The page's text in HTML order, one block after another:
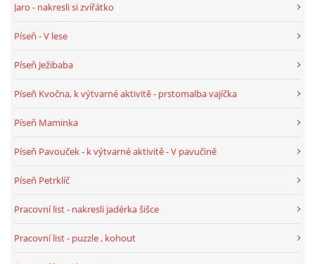
HÁDANKY K TÉMATU JARO, LÉTO, PODZIM,ZIMA
BÁSNĚ K TÉMATU JARO
PÍSNĚ K TÉMATU LÉTO
Jaro - nakresli si zvířátko
Píseň - V lese
Píseň Ježibaba
Píseň Kvočna, k výtvarné aktivitě - prstomalba vajíčka
Píseň Maminka
Píseň Pavouček - k výtvarné aktivitě - V pavučině
Píseň Petrklíč
Pracovní list - nakresli jadérka šišce
Pracovní list - puzzle , kohout